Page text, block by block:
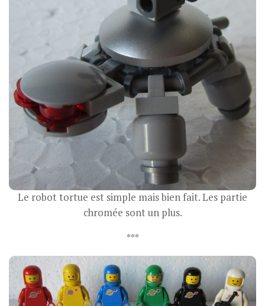
Le robot tortue est simple mais bien fait. Les partie
chromée sont un plus.
***